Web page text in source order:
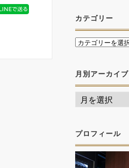
カテゴリー
月別アーカイブ
プロフィール